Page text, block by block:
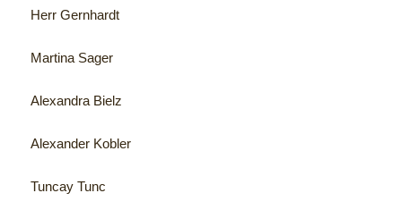
Herr Gernhardt
Martina Sager
Alexandra Bielz
Alexander Kobler
Tuncay Tunc